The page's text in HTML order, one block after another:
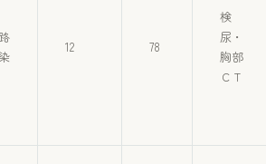
12 78
検
尿・
胸部
ＣＴ